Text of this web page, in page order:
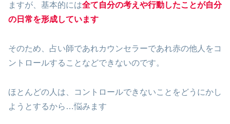
ますが、基本的には全て自分の考えや行動したことが自分
の日常を形成しています
そのため、占い師であれカウンセラーであれ赤の他人をコ
ントロールすることなどできないのです。
ほとんどの人は、コントロールできないことをどうにかし
ようとするから…悩みます